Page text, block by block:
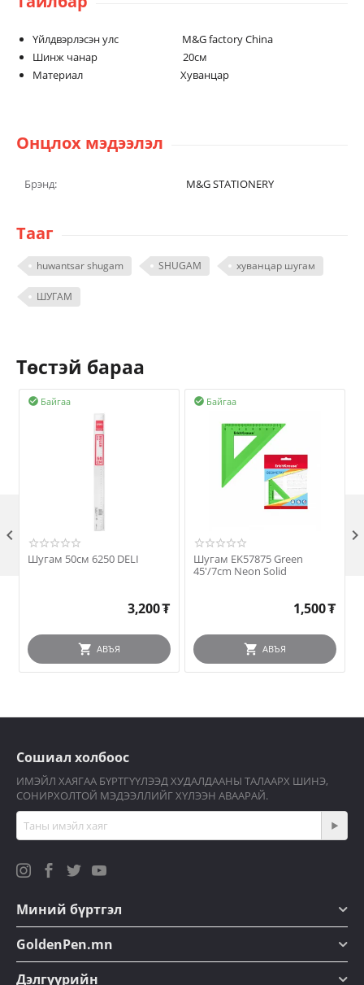
Үйлдвэрлэсэн улс M&G factory China
Шинж чанар 20см
Материал Хуванцар
Онцлох мэдээлэл
Брэнд: M&G STATIONERY
Тааг
huwantsar shugam SHUGAM хуванцар шугам
ШУГАМ
Төстэй бараа
Байгаа

Шугам 50см 6250 DELI
3,200₮
АВЪЯ
Байгаа

Шугам EK57875 Green
45'/7cm Neon Solid
1,500₮
АВЪЯ
 
Сошиал холбоос
ИМЭЙЛ ХАЯГАА БҮРТГҮҮЛЭЭД ХУДАЛДААНЫ ТАЛААРХ ШИНЭ,
СОНИРХОЛТОЙ МЭДЭЭЛЛИЙГ ХҮЛЭЭН АВААРАЙ.
Миний бүртгэл
GoldenPen.mn
Дэлгүүрийн